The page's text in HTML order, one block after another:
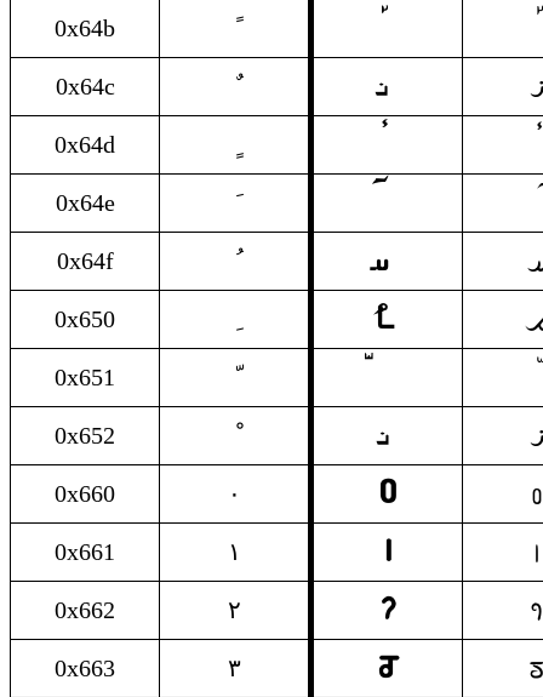
0x64b
0x64c 𐴣
0x64d
0x64e
0x64f
0x650
0x651
0x652 𐴣
0x660 ٠ ٠ 𐴰
0x661 ١ ١ 𐴱
0x662 ٢ ٢ 𐴲
0x663 ٣ ٣